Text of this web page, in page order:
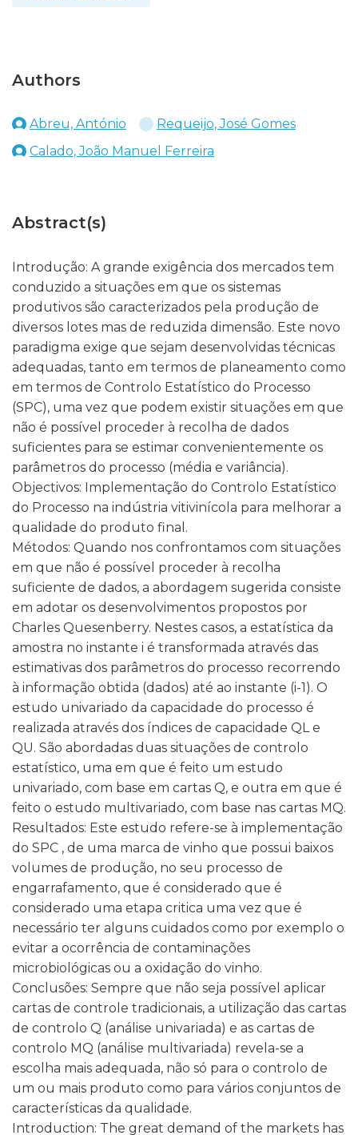
Authors
Abreu, António
Requeijo, José Gomes
Calado, João Manuel Ferreira
Abstract(s)
Introdução: A grande exigência dos mercados tem
conduzido a situações em que os sistemas
produtivos são caracterizados pela produção de
diversos lotes mas de reduzida dimensão. Este novo
paradigma exige que sejam desenvolvidas técnicas
adequadas, tanto em termos de planeamento como
em termos de Controlo Estatístico do Processo
(SPC), uma vez que podem existir situações em que
não é possível proceder à recolha de dados
suficientes para se estimar convenientemente os
parâmetros do processo (média e variância).
Objectivos: Implementação do Controlo Estatístico
do Processo na indústria vitivinícola para melhorar a
qualidade do produto final.
Métodos: Quando nos confrontamos com situações
em que não é possível proceder à recolha
suficiente de dados, a abordagem sugerida consiste
em adotar os desenvolvimentos propostos por
Charles Quesenberry. Nestes casos, a estatística da
amostra no instante i é transformada através das
estimativas dos parâmetros do processo recorrendo
à informação obtida (dados) até ao instante (i-1). O
estudo univariado da capacidade do processo é
realizada através dos índices de capacidade QL e
QU. São abordadas duas situações de controlo
estatístico, uma em que é feito um estudo
univariado, com base em cartas Q, e outra em que é
feito o estudo multivariado, com base nas cartas MQ.
Resultados: Este estudo refere-se à implementação
do SPC , de uma marca de vinho que possui baixos
volumes de produção, no seu processo de
engarrafamento, que é considerado que é
considerado uma etapa critica uma vez que é
necessário ter alguns cuidados como por exemplo o
evitar a ocorrência de contaminações
microbiológicas ou a oxidação do vinho.
Conclusões: Sempre que não seja possível aplicar
cartas de controle tradicionais, a utilização das cartas
de controlo Q (análise univariada) e as cartas de
controlo MQ (análise multivariada) revela-se a
escolha mais adequada, não só para o controlo de
um ou mais produto como para vários conjuntos de
características da qualidade.
Introduction: The great demand of the markets has